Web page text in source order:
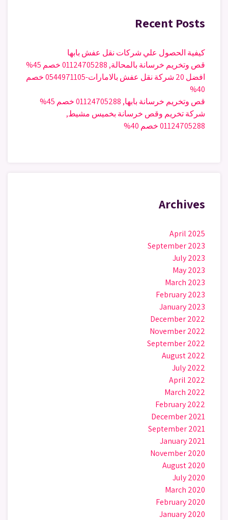
Recent Posts
كيفية الحصول علي شركات نقل عفش بابها
قص وتخريم خرسانة بالمحالة, 01124705288 خصم 45%
افضل 20 شركة نقل عفش بالامارات-0544971105 خصم
40%
قص وتخريم خرسانة بابها, 01124705288 خصم 45%
شركة تخريم وقص خرسانة بخميس مشيط,
01124705288 خصم 40%
Archives
April 2025
September 2023
July 2023
May 2023
March 2023
February 2023
January 2023
December 2022
November 2022
September 2022
August 2022
July 2022
April 2022
March 2022
February 2022
December 2021
September 2021
January 2021
November 2020
August 2020
July 2020
March 2020
February 2020
January 2020